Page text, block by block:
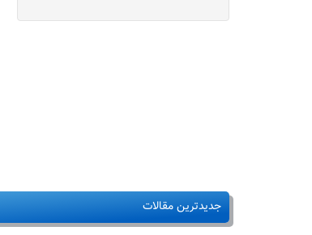
جدیدترین مقالات